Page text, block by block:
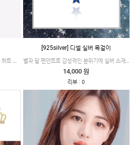
시크한 블랙 가죽 라인 중앙에 러블리한 하트 펜던트가 매치되어 엣지있고 러블리한 제품이에요.
[925silver] 디셀 실버 목걸이
별과 달 펜던트로 감성적인 분위기에 실버 소재로 은은하게 빛나는 제품이에요.
14,000 원
리뷰 :0